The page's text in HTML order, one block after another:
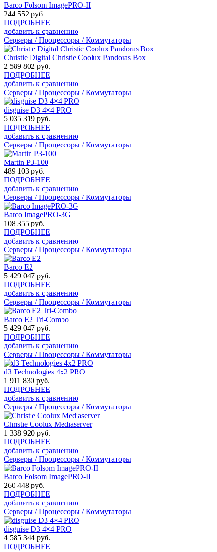
Barco Folsom ImagePRO-II
244 552 руб.
ПОДРОБНЕЕ
добавить к сравнению
Серверы / Процессоры / Коммутаторы
Christie Digital Christie Coolux Pandoras Box
2 589 802 руб.
ПОДРОБНЕЕ
добавить к сравнению
Серверы / Процессоры / Коммутаторы
disguise D3 4×4 PRO
5 035 319 руб.
ПОДРОБНЕЕ
добавить к сравнению
Серверы / Процессоры / Коммутаторы
Martin P3-100
489 103 руб.
ПОДРОБНЕЕ
добавить к сравнению
Серверы / Процессоры / Коммутаторы
Barco ImagePRO-3G
108 355 руб.
ПОДРОБНЕЕ
добавить к сравнению
Серверы / Процессоры / Коммутаторы
Barco E2
5 429 047 руб.
ПОДРОБНЕЕ
добавить к сравнению
Серверы / Процессоры / Коммутаторы
Barco E2 Tri-Combo
5 429 047 руб.
ПОДРОБНЕЕ
добавить к сравнению
Серверы / Процессоры / Коммутаторы
d3 Technologies 4x2 PRO
1 911 830 руб.
ПОДРОБНЕЕ
добавить к сравнению
Серверы / Процессоры / Коммутаторы
Christie Coolux Mediaserver
1 338 920 руб.
ПОДРОБНЕЕ
добавить к сравнению
Серверы / Процессоры / Коммутаторы
Barco Folsom ImagePRO-II
260 448 руб.
ПОДРОБНЕЕ
добавить к сравнению
Серверы / Процессоры / Коммутаторы
disguise D3 4×4 PRO
4 585 344 руб.
ПОДРОБНЕЕ